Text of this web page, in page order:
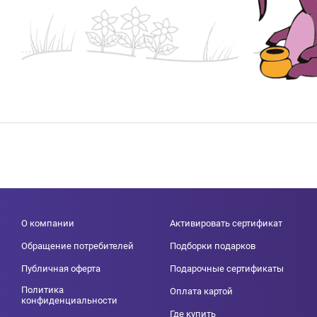
О компании
Обращение потребителей
Публичная оферта
Политика
конфиденциальности
Активировать сертификат
Подборки подарков
Подарочные сертификаты
Оплата картой
Где купить